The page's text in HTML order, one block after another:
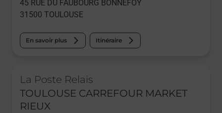
45 RUE DU FAUBOURG BONNEFOY
31500 TOULOUSE
En savoir plus Itinéraire
La Poste Relais
TOULOUSE CARREFOUR MARKET
RIEUX